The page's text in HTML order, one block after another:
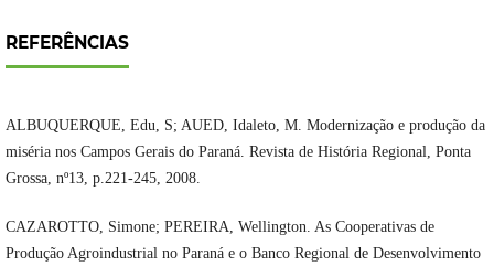
REFERÊNCIAS
ALBUQUERQUE, Edu, S; AUED, Idaleto, M. Modernização e produção da
miséria nos Campos Gerais do Paraná. Revista de História Regional, Ponta
Grossa, nº13, p.221-245, 2008.
CAZAROTTO, Simone; PEREIRA, Wellington. As Cooperativas de
Produção Agroindustrial no Paraná e o Banco Regional de Desenvolvimento